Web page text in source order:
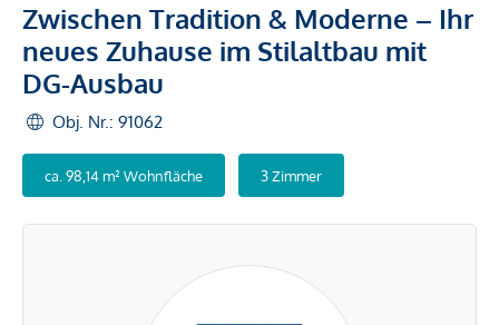
Zwischen Tradition & Moderne – Ihr
neues Zuhause im Stilaltbau mit
DG-Ausbau
Obj. Nr.: 91062
ca. 98,14 m² Wohnfläche 3 Zimmer